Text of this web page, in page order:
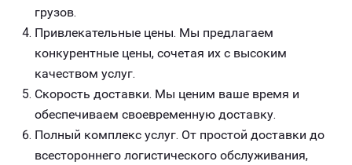
грузов.
Привлекательные цены. Мы предлагаем
конкурентные цены, сочетая их с высоким
качеством услуг.
Скорость доставки. Мы ценим ваше время и
обеспечиваем своевременную доставку.
Полный комплекс услуг. От простой доставки до
всестороннего логистического обслуживания,